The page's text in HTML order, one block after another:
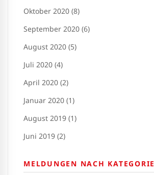
Oktober 2020 (8)
September 2020 (6)
August 2020 (5)
Juli 2020 (4)
April 2020 (2)
Januar 2020 (1)
August 2019 (1)
Juni 2019 (2)
MELDUNGEN NACH KATEGORIE